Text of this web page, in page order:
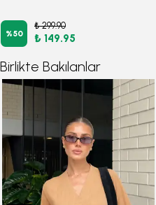
%50
₺ 299.90
₺ 149.95
Birlikte Bakılanlar